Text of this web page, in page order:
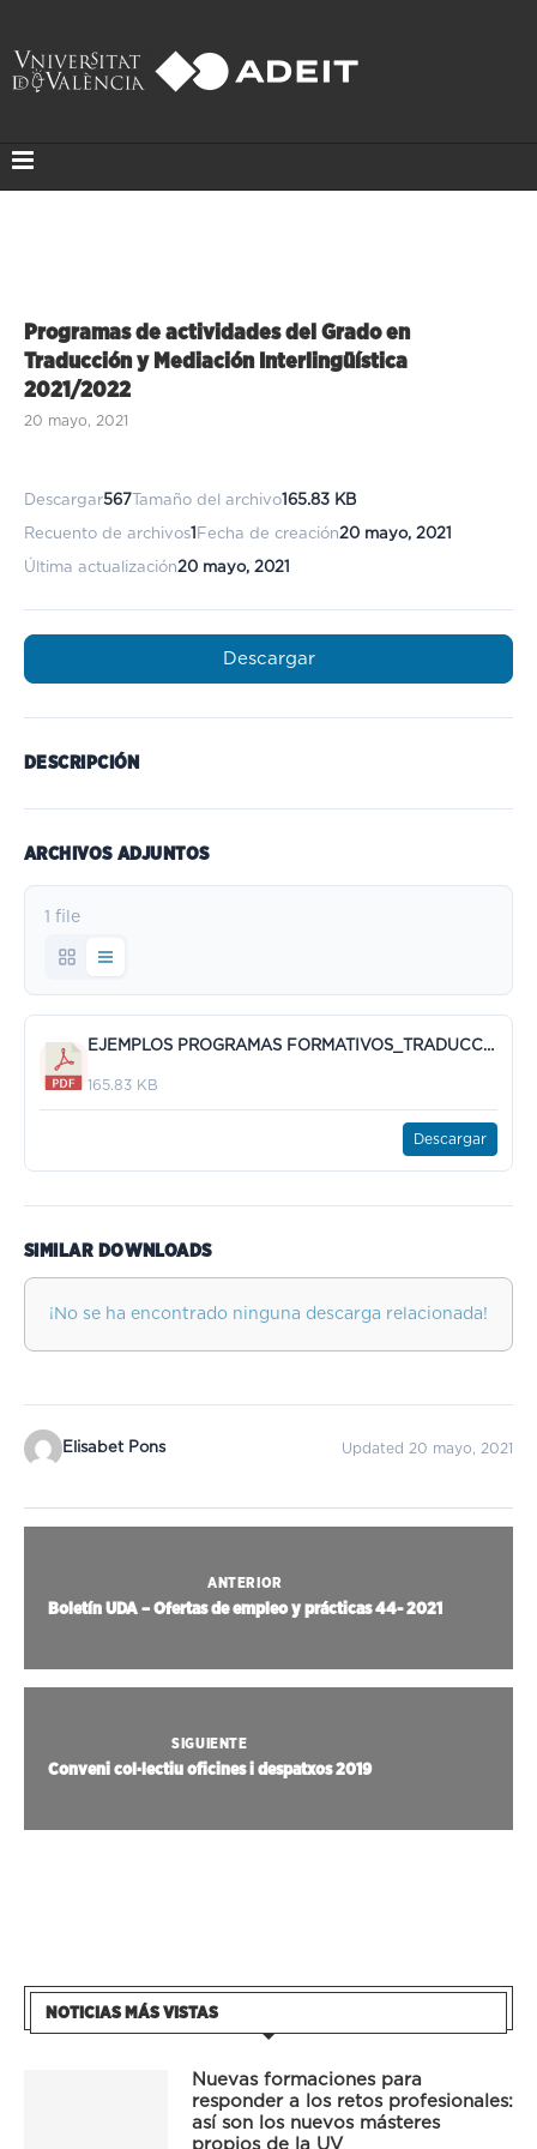
Programas de actividades del Grado en
Traducción y Mediación Interlingüística
2021/2022
20 mayo, 2021
Descargar567 Tamaño del archivo165.83 KB
Recuento de archivos1 Fecha de creación20 mayo, 2021
Última actualización20 mayo, 2021
Descargar
DESCRIPCIÓN
ARCHIVOS ADJUNTOS
1 file
EJEMPLOS PROGRAMAS FORMATIVOS_TRADUCCION_21__22.pdf
165.83 KB
Descargar
SIMILAR DOWNLOADS
¡No se ha encontrado ninguna descarga relacionada!
Elisabet Pons Updated 20 mayo, 2021
ANTERIOR
Boletín UDA – Ofertas de empleo y prácticas 44- 2021
SIGUIENTE
Conveni col·lectiu oficines i despatxos 2019
NOTICIAS MÁS VISTAS
Nuevas formaciones para
responder a los retos profesionales:
así son los nuevos másteres
propios de la UV